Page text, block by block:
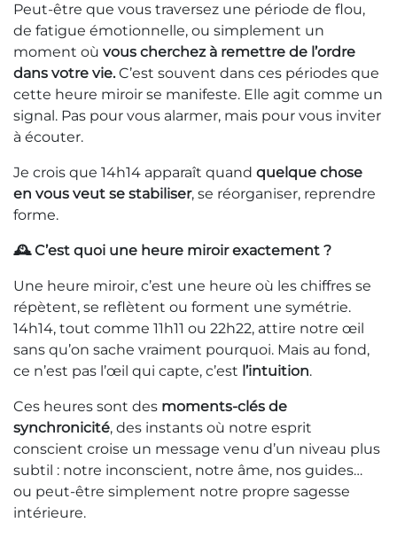
Peut-être que vous traversez une période de flou,
de fatigue émotionnelle, ou simplement un
moment où vous cherchez à remettre de l’ordre
dans votre vie.C’est souvent dans ces périodes que
cette heure miroir se manifeste. Elle agit comme un
signal. Pas pour vous alarmer, mais pour vous inviter
à écouter.
Je crois que 14h14 apparaît quand quelque chose
en vous veut se stabiliser, se réorganiser, reprendre
forme.
🕰️ C’est quoi une heure miroir exactement ?
Une heure miroir, c’est une heure où les chiffres se
répètent, se reflètent ou forment une symétrie.
14h14, tout comme 11h11 ou 22h22, attire notre œil
sans qu’on sache vraiment pourquoi. Mais au fond,
ce n’est pas l’œil qui capte, c’est l’intuition.
Ces heures sont des moments-clés de
synchronicité, des instants où notre esprit
conscient croise un message venu d’un niveau plus
subtil : notre inconscient, notre âme, nos guides…
ou peut-être simplement notre propre sagesse
intérieure.